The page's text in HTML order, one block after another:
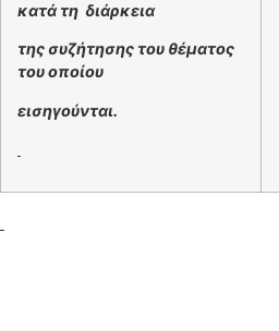
κατά τη διάρκεια
της συζήτησης του θέματος
του οποίου
εισηγούνται.